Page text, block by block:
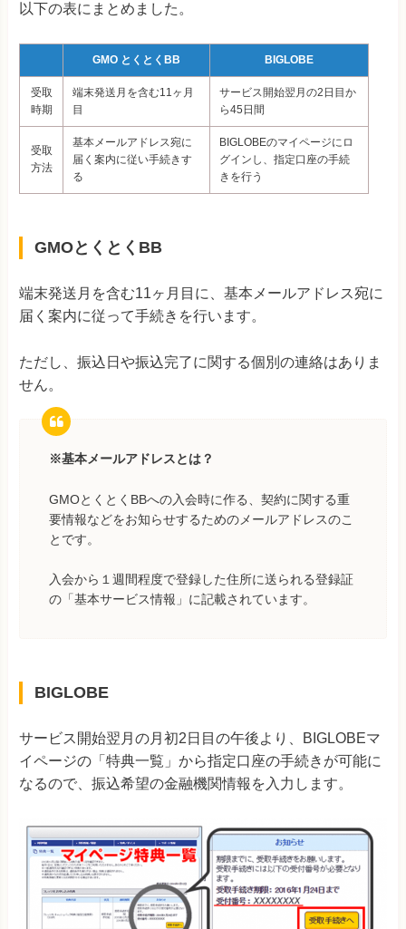
以下の表にまとめました。
GMO とくとくBB BIGLOBE
受取
時期
端末発送月を含む11ヶ月
目
サービス開始翌月の2日目か
ら45日間
受取
方法
基本メールアドレス宛に
届く案内に従い手続きす
る
BIGLOBEのマイページにロ
グインし、指定口座の手続
きを行う
GMOとくとくBB
端末発送月を含む11ヶ月目に、基本メールアドレス宛に
届く案内に従って手続きを行います。
ただし、振込日や振込完了に関する個別の連絡はありま
せん。
※基本メールアドレスとは？
GMOとくとくBBへの入会時に作る、契約に関する重
要情報などをお知らせするためのメールアドレスのこ
とです。
入会から１週間程度で登録した住所に送られる登録証
の「基本サービス情報」に記載されています。
BIGLOBE
サービス開始翌月の月初2日目の午後より、BIGLOBEマ
イページの「特典一覧」から指定口座の手続きが可能に
なるので、振込希望の金融機関情報を入力します。